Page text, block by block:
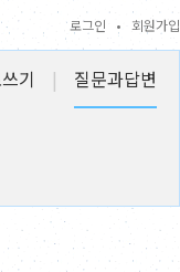
로그인 • 회원가입
기 | 질문과답변